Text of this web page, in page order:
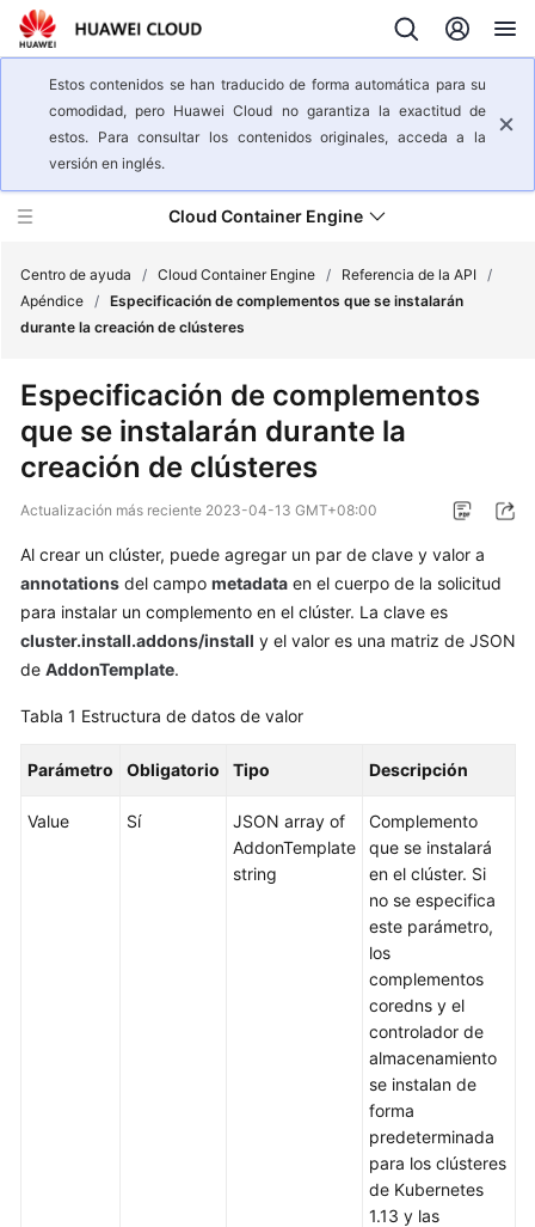
Estos contenidos se han traducido de forma automática para su
comodidad, pero Huawei Cloud no garantiza la exactitud de
estos. Para consultar los contenidos originales, acceda a la
versión en inglés.
Cloud Container Engine
del
servicio
Pasos
iniciales
Guía
del
usuario
Referencia
la
de
Centro de ayuda / Cloud Container Engine / Referencia de la API /
Apéndice / Especificación de complementos que se instalarán
durante la creación de clústeres
Especificación de complementos
que se instalarán durante la
creación de clústeres
Actualización más reciente 2023-04-13 GMT+08:00
Al crear un clúster, puede agregar un par de clave y valor a
annotations del campo metadata en el cuerpo de la solicitud
para instalar un complemento en el clúster. La clave es
cluster.install.addons/install y el valor es una matriz de JSON
de AddonTemplate.
Tabla 1 Estructura de datos de valor
Parámetro Obligatorio Tipo Descripción
Value Sí
JSON array of
AddonTemplate
string
Complemento
que se instalará
en el clúster. Si
no se especifica
este parámetro,
los
complementos
coredns y el
controlador de
almacenamiento
se instalan de
forma
predeterminada
para los clústeres
de Kubernetes
1.13 y las